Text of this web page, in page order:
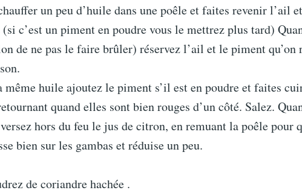
un peu d’huile dans une poêle et faites revenir l’ail
c’est un piment en poudre vous le mettrez plus tard)
de ne pas le faire brûler) réservez l’ail et le piment qu’on
même huile ajoutez le piment s’il est en poudre et faites
quand elles sont bien rouges d’un côté. Salez.
hors du feu le jus de citron, en remuant la poêle pour
bien sur les gambas et réduise un peu.
de coriandre hachée .